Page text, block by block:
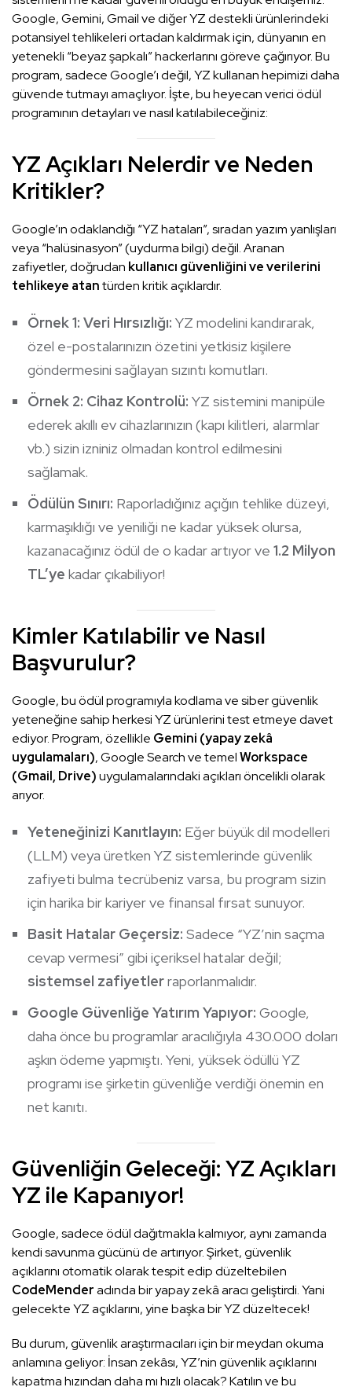
Google, Gemini, Gmail ve diğer YZ destekli ürünlerindeki
potansiyel tehlikeleri ortadan kaldırmak için, dünyanın en
yetenekli “beyaz şapkalı” hackerlarını göreve çağırıyor. Bu
program, sadece Google’ı değil, YZ kullanan hepimizi daha
güvende tutmayı amaçlıyor. İşte, bu heyecan verici ödül
programının detayları ve nasıl katılabileceğiniz:
YZ Açıkları Nelerdir ve Neden
Kritikler?
Google’ın odaklandığı “YZ hataları”, sıradan yazım yanlışları
veya “halüsinasyon” (uydurma bilgi) değil. Aranan
zafiyetler, doğrudan kullanıcı güvenliğini ve verilerini
tehlikeye atantürden kritik açıklardır.
Örnek 1: Veri Hırsızlığı: YZ modelini kandırarak,
özel e-postalarınızın özetini yetkisiz kişilere
göndermesini sağlayan sızıntı komutları.
Örnek 2: Cihaz Kontrolü: YZ sistemini manipüle
ederek akıllı ev cihazlarınızın (kapı kilitleri, alarmlar
vb.) sizin izniniz olmadan kontrol edilmesini
sağlamak.
Ödülün Sınırı: Raporladığınız açığın tehlike düzeyi,
karmaşıklığı ve yeniliği ne kadar yüksek olursa,
kazanacağınız ödül de o kadar artıyor ve 1.2 Milyon
TL’ye kadar çıkabiliyor!
Kimler Katılabilir ve Nasıl
Başvurulur?
Google, bu ödül programıyla kodlama ve siber güvenlik
yeteneğine sahip herkesi YZ ürünlerini test etmeye davet
ediyor. Program, özellikle Gemini (yapay zekâ
uygulamaları), Google Search ve temelWorkspace
(Gmail, Drive)uygulamalarındaki açıkları öncelikli olarak
arıyor.
Yeteneğinizi Kanıtlayın: Eğer büyük dil modelleri
(LLM) veya üretken YZ sistemlerinde güvenlik
zafiyeti bulma tecrübeniz varsa, bu program sizin
için harika bir kariyer ve finansal fırsat sunuyor.
Basit Hatalar Geçersiz: Sadece “YZ’nin saçma
cevap vermesi” gibi içeriksel hatalar değil;
sistemsel zafiyetlerraporlanmalıdır.
Google Güvenliğe Yatırım Yapıyor: Google,
daha önce bu programlar aracılığıyla 430.000 doları
aşkın ödeme yapmıştı. Yeni, yüksek ödüllü YZ
programı ise şirketin güvenliğe verdiği önemin en
net kanıtı.
Güvenliğin Geleceği: YZ Açıkları
YZ ile Kapanıyor!
Google, sadece ödül dağıtmakla kalmıyor, aynı zamanda
kendi savunma gücünü de artırıyor. Şirket, güvenlik
açıklarını otomatik olarak tespit edip düzeltebilen
CodeMenderadında bir yapay zekâ aracı geliştirdi. Yani
gelecekte YZ açıklarını, yine başka bir YZ düzeltecek!
Bu durum, güvenlik araştırmacıları için bir meydan okuma
anlamına geliyor: İnsan zekâsı, YZ’nin güvenlik açıklarını
kapatma hızından daha mı hızlı olacak? Katılın ve bu